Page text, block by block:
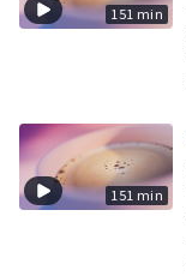
151 min
151 min